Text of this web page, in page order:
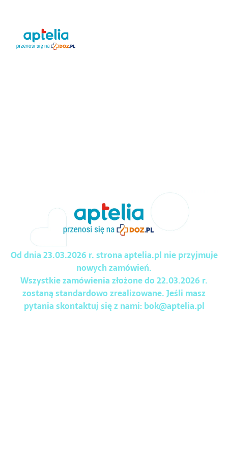
Od dnia 23.03.2026 r. strona aptelia.pl nie przyjmuje
nowych zamówień.
Wszystkie zamówienia złożone do 22.03.2026 r.
zostaną standardowo zrealizowane. Jeśli masz
pytania skontaktuj się z nami:bok@aptelia.pl